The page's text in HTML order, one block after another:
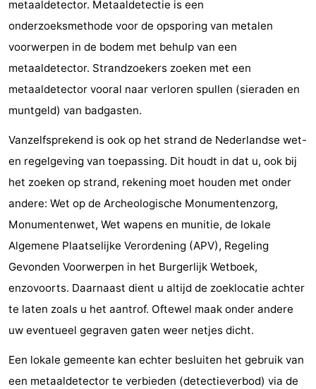
metaaldetector. Metaaldetectie is een
onderzoeksmethode voor de opsporing van metalen
voorwerpen in de bodem met behulp van een
metaaldetector. Strandzoekers zoeken met een
metaaldetector vooral naar verloren spullen (sieraden en
muntgeld) van badgasten.
Vanzelfsprekend is ook op het strand de Nederlandse wet-
en regelgeving van toepassing. Dit houdt in dat u, ook bij
het zoeken op strand, rekening moet houden met onder
andere: Wet op de Archeologische Monumentenzorg,
Monumentenwet, Wet wapens en munitie, de lokale
Algemene Plaatselijke Verordening (APV), Regeling
Gevonden Voorwerpen in het Burgerlijk Wetboek,
enzovoorts. Daarnaast dient u altijd de zoeklocatie achter
te laten zoals u het aantrof. Oftewel maak onder andere
uw eventueel gegraven gaten weer netjes dicht.
Een lokale gemeente kan echter besluiten het gebruik van
een metaaldetector te verbieden (detectieverbod) via de